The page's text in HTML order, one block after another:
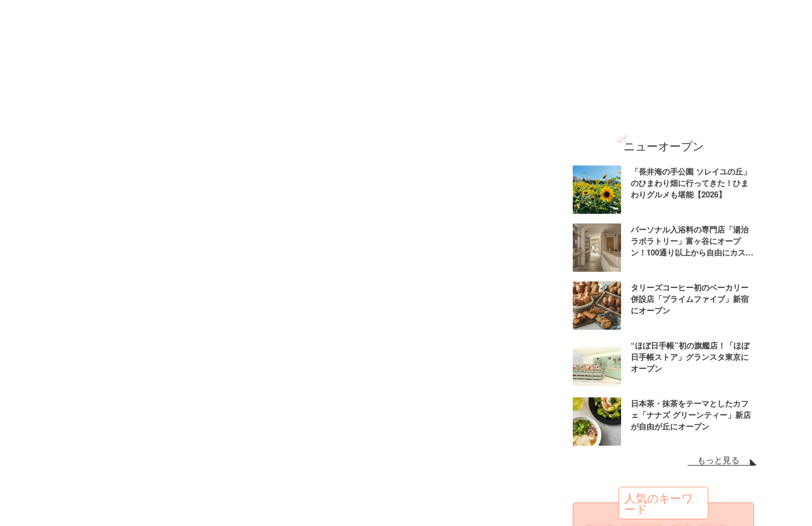
ニューオープン
「長井海の手公園 ソレイユの丘」
のひまわり畑に行ってきた！ひま
わりグルメも堪能【2026】
パーソナル入浴料の専門店「湯治
ラボラトリー」富ヶ谷にオープ
ン！100通り以上から自由にカスタ
タリーズコーヒー初のベーカリー
併設店「プライムファイブ」新宿
にオープン
“ほぼ日手帳”初の旗艦店！「ほぼ
日手帳ストア」グランスタ東京に
オープン
日本茶・抹茶をテーマとしたカフ
ェ「ナナズ グリーンティー」新店
が自由が丘にオープン
もっと見る
人気のキーワ
ード